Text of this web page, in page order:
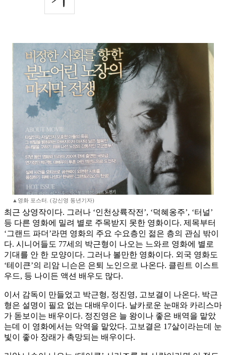
▲영화 포스터. (강신영 동년기자)
최근 상영작이다. 그러나 ‘인천상륙작전’, ‘덕혜옹주’, ‘터널’
등 다른 영화에 밀려 별로 주목받지 못한 영화이다. 제목부터
‘그랜드 파더’라면 영화의 주요 수요층인 젊은 층의 관심 밖이
다. 시니어들도 77세의 박근형이 나오는 느와르 영화에 별로
기대를 안 한 모양이다. 그러나 볼만한 영화이다. 외국 영화도
‘테이큰’의 리암 니슨은 은퇴 노인으로 나온다. 클린트 이스트
우드, 등 나이든 액션 배우도 많다.
이서 감독이 만들었고 박근형, 정진영, 고보결이 나온다. 박근
형은 설명이 필요 없는 대배우이다. 날카로운 눈매와 카리스마
가 돋보이는 배우이다. 정진영은 늘 왕이나 좋은 배역을 맡았
는데 이 영화에서는 악역을 맡았다. 고보결은 17살이라는데 눈
빛이 좋아 장래가 촉망되는 배우이다.